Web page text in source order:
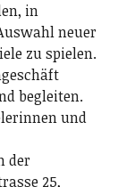
in
neuer
zu spielen.
begleiten.
und
der
25,